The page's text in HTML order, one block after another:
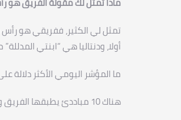
تمثل لي الكثير، ففريقي هو
أولا، ودنتاليا هي “ابنتي
ما المؤشر اليومي الأكثر
هناك 10 مباددئ يطبقها الفريق وهي: